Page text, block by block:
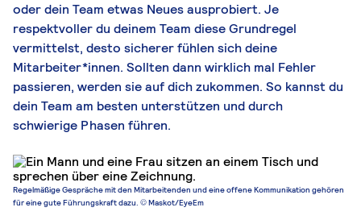
oder dein Team etwas Neues ausprobiert. Je
respektvoller du deinem Team diese Grundregel
vermittelst, desto sicherer fühlen sich deine
Mitarbeiter*innen. Sollten dann wirklich mal Fehler
passieren, werden sie auf dich zukommen. So kannst du
dein Team am besten unterstützen und durch
schwierige Phasen führen.
Regelmäßige Gespräche mit den Mitarbeitenden und eine offene Kommunikation gehören
für eine gute Führungskraft dazu. © Maskot/EyeEm